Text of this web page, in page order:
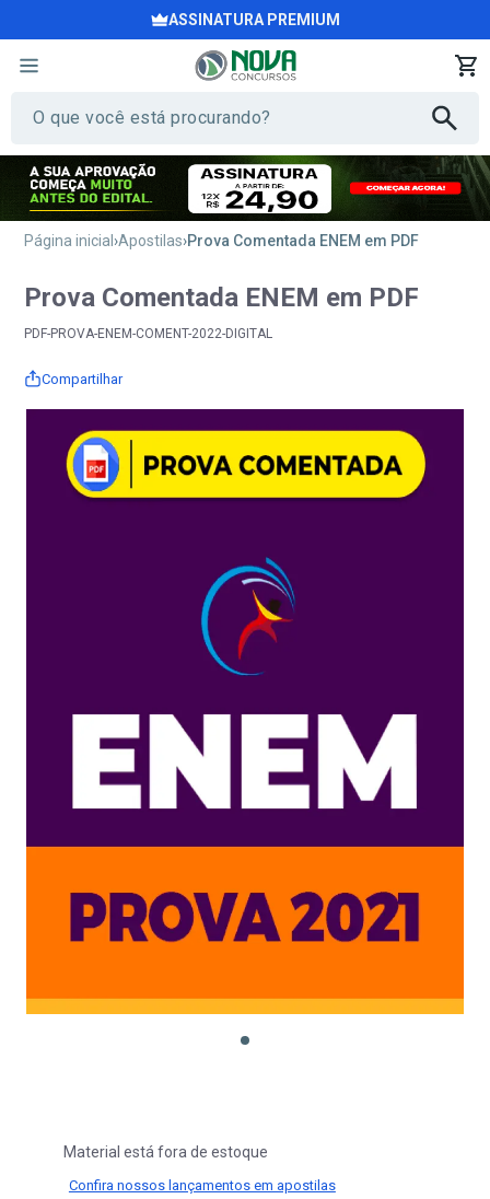
ASSINATURA PREMIUM
Página inicial Apostilas Prova Comentada ENEM em PDF
Prova Comentada ENEM em PDF
PDF-PROVA-ENEM-COMENT-2022-DIGITAL
Compartilhar
Material está fora de estoque
Confira nossos lançamentos em apostilas